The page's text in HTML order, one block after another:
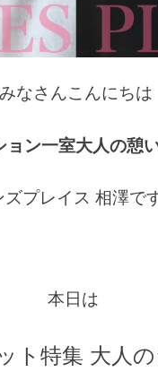
みなさんこんにちは
ョン一室大人の憩
ズプレイス 相澤です
本日は
ト特集 大人